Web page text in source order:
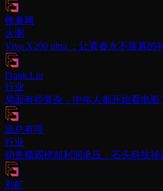
锋巢网
火测
Vivo X200 ultra ：让青春永不落幕的
Frank.Liu
行业
局面有些复杂，中年人都开始看电影
道总有理
行业
销售额霸榜却利润承压，石头科技掉
刘旷